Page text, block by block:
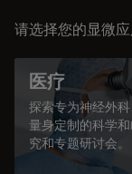
请选择您的显微
医疗
探索专为神经外
量身定制的科学
究和专题研讨会。